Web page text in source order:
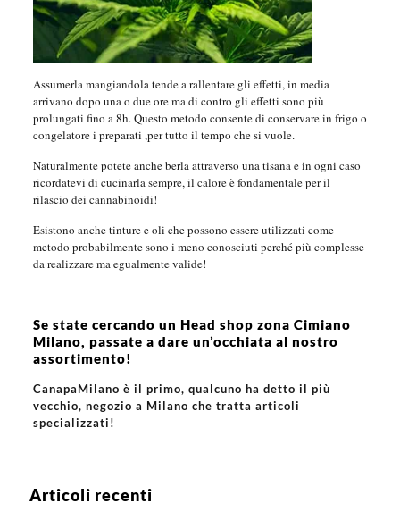
Assumerla mangiandola tende a rallentare gli effetti, in media
arrivano dopo una o due ore ma di contro gli effetti sono più
prolungati fino a 8h. Questo metodo consente di conservare in frigo o
congelatore i preparati ,per tutto il tempo che si vuole.
Naturalmente potete anche berla attraverso una tisana e in ogni caso
ricordatevi di cucinarla sempre, il calore è fondamentale per il
rilascio dei cannabinoidi!
Esistono anche tinture e oli che possono essere utilizzati come
metodo probabilmente sono i meno conosciuti perché più complesse
da realizzare ma egualmente valide!
Se state cercando un Head shop zona Cimiano
Milano, passate a dare un’occhiata al nostro
assortimento!
CanapaMilano è il primo, qualcuno ha detto il più
vecchio, negozio a Milano che tratta articoli
specializzati!
Articoli recenti